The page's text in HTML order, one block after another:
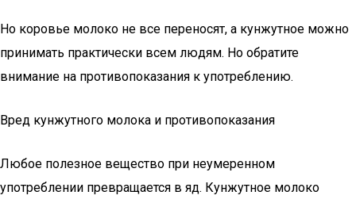
Но коровье молоко не все переносят, а кунжутное можно
принимать практически всем людям. Но обратите
внимание на противопоказания к употреблению.
Вред кунжутного молока и противопоказания
Любое полезное вещество при неумеренном
употреблении превращается в яд. Кунжутное молоко